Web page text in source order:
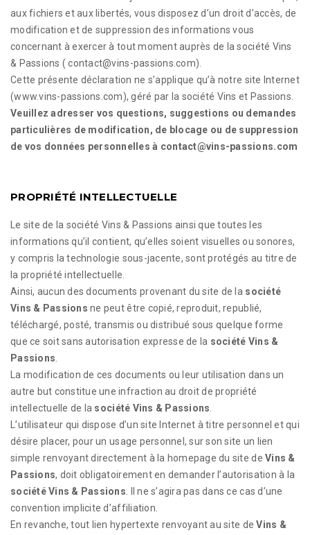
aux fichiers et aux libertés, vous disposez d’un droit d’accès, de
modification et de suppression des informations vous
concernant à exercer à tout moment auprès de la société Vins
& Passions ( contact@vins-passions.com).
Cette présente déclaration ne s’applique qu’à notre site Internet
(www.vins-passions.com), géré par la société Vins et Passions.
Veuillez adresser vos questions, suggestions ou demandes
particulières de modification, de blocage ou de suppression
de vos données personnelles à contact@vins-passions.com
PROPRIÉTÉ INTELLECTUELLE
Le site de la société Vins & Passions ainsi que toutes les
informations qu’il contient, qu’elles soient visuelles ou sonores,
y compris la technologie sous-jacente, sont protégés au titre de
la propriété intellectuelle.
Ainsi, aucun des documents provenant du site de la société
Vins & Passions ne peut être copié, reproduit, republié,
téléchargé, posté, transmis ou distribué sous quelque forme
que ce soit sans autorisation expresse de la société Vins &
Passions
La modification de ces documents ou leur utilisation dans un
autre but constitue une infraction au droit de propriété
intellectuelle de la société Vins & Passions
L’utilisateur qui dispose d’un site Internet à titre personnel et qui
désire placer, pour un usage personnel, sur son site un lien
simple renvoyant directement à la homepage du site deVins &
Passions, doit obligatoirement en demander l’autorisation à la
société Vins & Passions . Il ne s’agira pas dans ce cas d’une
convention implicite d’affiliation.
En revanche, tout lien hypertexte renvoyant au site deVins &